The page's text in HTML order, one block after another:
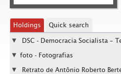
Holdings Quick search
DSC - Democracia Socialista –
foto - Fotografias
Retrato de Antônio Roberto Bertelli, sociólogo e livreiro sequestrado